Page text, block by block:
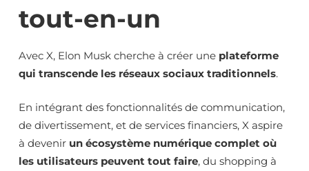
tout-en-un
Avec X, Elon Musk cherche à créer une plateforme
qui transcende les réseaux sociaux traditionnels.
En intégrant des fonctionnalités de communication,
de divertissement, et de services financiers, X aspire
à devenir un écosystème numérique complet où
les utilisateurs peuvent tout faire, du shopping à